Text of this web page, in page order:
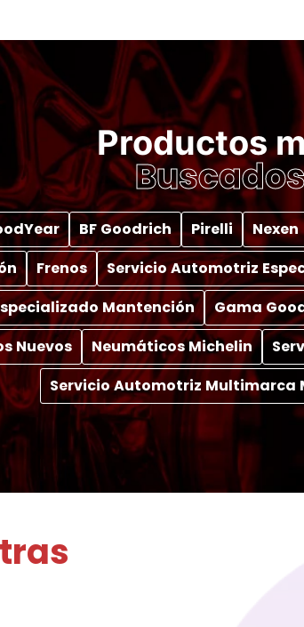
Productos
BF Goodrich Pirelli Nexen
Frenos Servicio Automotriz
Mantención Gama
Nuevos
Neumáticos Michelin
Servicio Automotriz Multimarca